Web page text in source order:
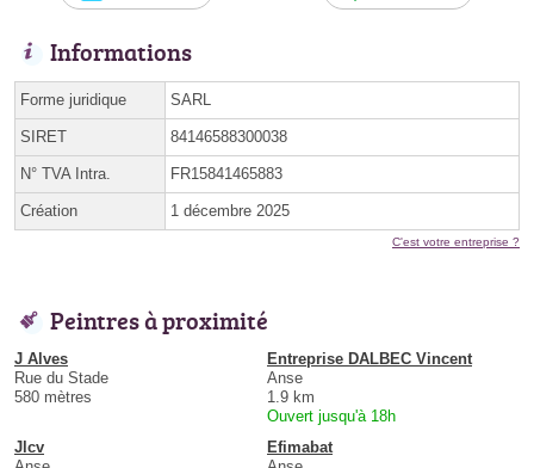
Informations
Forme juridique SARL
SIRET 84146588300038
N° TVA Intra. FR15841465883
Création 1 décembre 2025
C'est votre entreprise ?
Peintres à proximité
J Alves
Rue du Stade
580 mètres
Entreprise DALBEC Vincent
Anse
1.9 km
Ouvert jusqu'à 18h
Jlcv
Efimabat